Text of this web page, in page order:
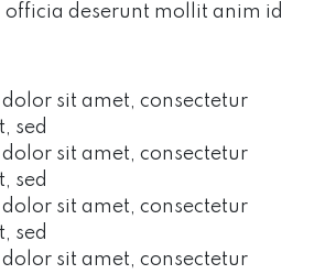
officia deserunt mollit anim id
sit amet, consectetur
sed
sit amet, consectetur
sed
sit amet, consectetur
sed
sit amet, consectetur